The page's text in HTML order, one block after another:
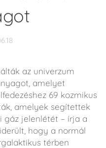
az univerzum
amelyet
69 kozmikus
amelyek segítettek
gáz jelenlétét – írja a
hogy a normál
térben